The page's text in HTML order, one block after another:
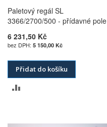
Paletový regál SL
3366/2700/500 - přídavné pole
6 231,50 Kč
5 150,00 Kč
Přidat do košíku
POROVNÁNÍ